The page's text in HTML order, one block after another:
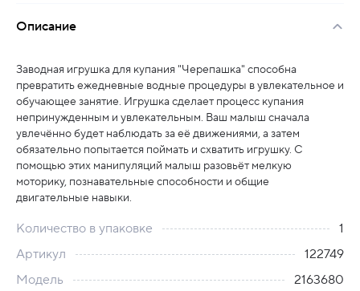
Описание
Заводная игрушка для купания "Черепашка" способна
превратить ежедневные водные процедуры в увлекательное и
обучающее занятие. Игрушка сделает процесс купания
непринужденным и увлекательным. Ваш малыш сначала
увлечённо будет наблюдать за её движениями, а затем
обязательно попытается поймать и схватить игрушку. С
помощью этих манипуляций малыш разовьёт мелкую
моторику, познавательные способности и общие
двигательные навыки.
Количество в упаковке
1
Артикул
122749
Модель
2163680